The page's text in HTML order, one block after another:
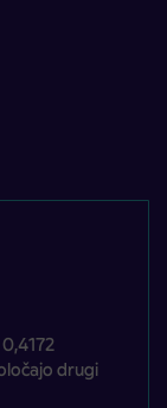
drugi